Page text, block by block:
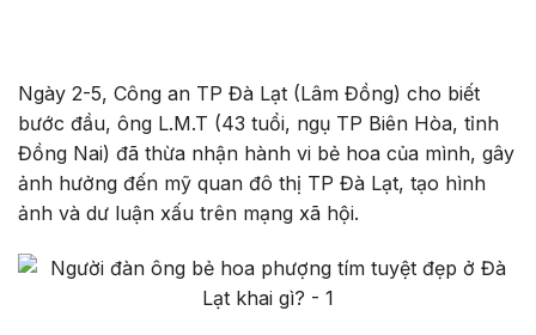
Ngày 2-5, Công an TP Đà Lạt (Lâm Đồng) cho biết
bước đầu, ông L.M.T (43 tuổi, ngụ TP Biên Hòa, tỉnh
Đồng Nai) đã thừa nhận hành vi bẻ hoa của mình, gây
ảnh hưởng đến mỹ quan đô thị TP Đà Lạt, tạo hình
ảnh và dư luận xấu trên mạng xã hội.